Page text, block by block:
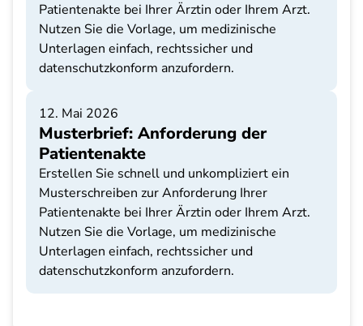
Patientenakte bei Ihrer Ärztin oder Ihrem Arzt.
Nutzen Sie die Vorlage, um medizinische
Unterlagen einfach, rechtssicher und
datenschutzkonform anzufordern.
12. Mai 2026
Musterbrief: Anforderung der
Patientenakte
Erstellen Sie schnell und unkompliziert ein
Musterschreiben zur Anforderung Ihrer
Patientenakte bei Ihrer Ärztin oder Ihrem Arzt.
Nutzen Sie die Vorlage, um medizinische
Unterlagen einfach, rechtssicher und
datenschutzkonform anzufordern.